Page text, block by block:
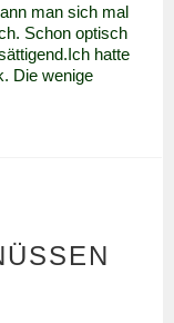
man sich mal
Schon optisch
hatte
Die wenige